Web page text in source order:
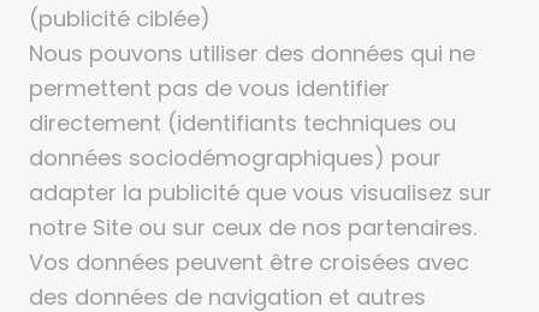
(publicité ciblée)
Nous pouvons utiliser des données qui ne
permettent pas de vous identifier
directement (identifiants techniques ou
données sociodémographiques) pour
adapter la publicité que vous visualisez sur
notre Site ou sur ceux de nos partenaires.
Vos données peuvent être croisées avec
des données de navigation et autres